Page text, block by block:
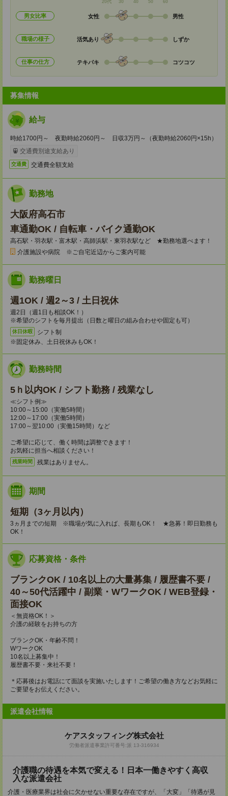
20代 30 40 50 60
男女比率 女性 男性
職場の様子 活気あり しずか
仕事の仕方 テキパキ コツコツ
募集情報
給与
時給1700円～ 夜勤時給2060円～ 日収3万円～（夜勤時給2060円×15h）
交通費別途支給あり
交通費 交通費全額支給
勤務地
大阪府高石市
車通勤OK / 自転車・バイク通勤OK
高石駅・羽衣駅・富木駅・高師浜駅・東羽衣駅など ★勤務地選べます！
介護施設や病院 ※ご自宅近辺からご案内可能
勤務曜日
週1OK / 週2～3 / 土日祝休
週2日（週1日も相談OK！）
※希望のシフトを毎月提出（日数と曜日の組み合わせや固定も可）
休日休暇
シフト制
※固定休み、土日祝休みもOK！
勤務時間
5ｈ以内OK / シフト勤務 / 残業なし
≪シフト例≫
10:00～15:00（実働5時間）
12:00～17:00（実働5時間）
17:00～翌10:00（実働15時間）など
ご希望に応じて、働く時間は調整できます！
お気軽に担当へ相談ください！
残業時間 残業はありません。
期間
短期（3ヶ月以内）
3ヵ月までの短期 ※職場が気に入れば、長期もOK！ ★急募！即日勤務も
OK！
応募資格・条件
ブランクOK / 10名以上の大量募集 / 履歴書不要 /
40～50代活躍中 / 副業・WワークOK / WEB登録・
面接OK
＜無資格OK！＞
介護の経験をお持ちの方
ブランクOK・年齢不問！
WワークOK
10名以上募集中！
履歴書不要・来社不要！
＊応募後はお電話にて面談を実施いたします！ご希望の働き方などお気軽に
ご要望をお伝えください。
派遣会社情報
ケアスタッフィング株式会社
労働者派遣事業許可番号:派 13-316934
介護職の待遇を本気で変える！日本一働きやすく高収
入な派遣会社
介護・医療業界は社会に欠かせない重要な存在ですが、「大変」「待遇が見